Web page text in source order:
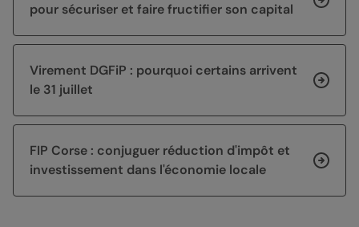
pour sécuriser et faire fructifier son capital
Virement DGFiP : pourquoi certains arrivent
le 31 juillet
FIP Corse : conjuguer réduction d'impôt et
investissement dans l'économie locale